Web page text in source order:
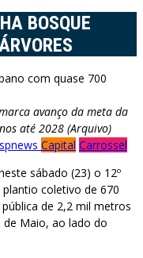
BOSQUE
avanço da meta da
até 2028 (Arquivo)
spnews Capital Carrossel
sábado (23) o 12º
coletivo de 670
de 2,2 mil metros
de Maio, ao lado do